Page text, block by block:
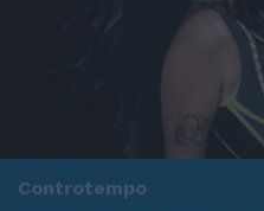
Controtempo